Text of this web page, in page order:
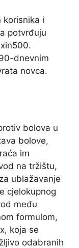
korisnika i
potvrđuju
dnevnim
novca.
bolova u
bolove,
im
na tržištu,
ublažavanje
cjelokupnog
među
formulom,
koja se
odabranih